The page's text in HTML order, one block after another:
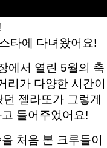
타에 다녀왔어요!
에서 열린 5월의 축
리가 다양한 시간이
젤라또가 그렇게
들어주었어요!
처음 본 크루들이